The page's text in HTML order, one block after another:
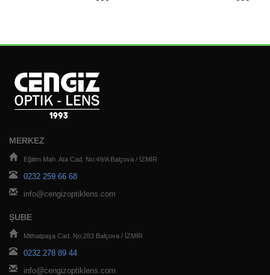
MERKEZ
Eğitim Mah. Ata Cad. No:49/A Balçova / İZMİR
0232 259 66 68
info@cengizoptiklens.com
ŞUBE
Mithatpaşa Cad. No:283 Balçova / İZMİR
0232 278 89 44
info@cengizoptiklens.com